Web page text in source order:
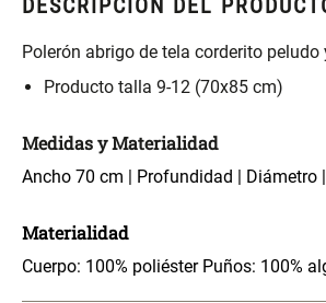
DESCRIPCIÓN DEL
Polerón abrigo de tela corderito peludo
Producto talla 9-12 (70x85 cm)
Medidas y Materialidad
Ancho 70 cm | Profundidad | Diámetro
Materialidad
Cuerpo: 100% poliéster Puños: 100%
Canasto Ropa Bambú Redondo
S/ 69.90S/ 55.90
Mueble
S/ 169.00
Comoda Bambú con Puertas 80
x 33 x 80 cm